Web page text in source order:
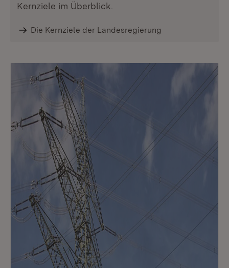
Kernziele im Überblick.
Die Kernziele der Landesregierung